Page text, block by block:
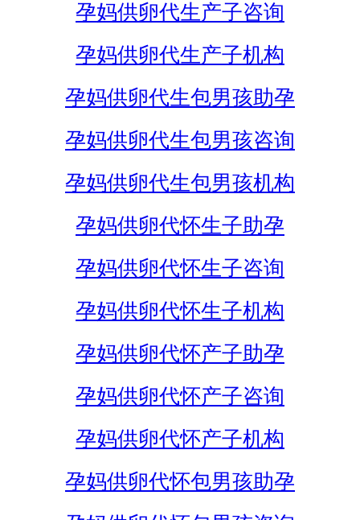
孕妈供卵代生产子咨询
孕妈供卵代生产子机构
孕妈供卵代生包男孩助孕
孕妈供卵代生包男孩咨询
孕妈供卵代生包男孩机构
孕妈供卵代怀生子助孕
孕妈供卵代怀生子咨询
孕妈供卵代怀生子机构
孕妈供卵代怀产子助孕
孕妈供卵代怀产子咨询
孕妈供卵代怀产子机构
孕妈供卵代怀包男孩助孕